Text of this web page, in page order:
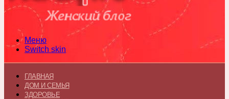
Меню
Switch skin
ГЛАВНАЯ
ДОМ И СЕМЬЯ
ЗДОРОВЬЕ